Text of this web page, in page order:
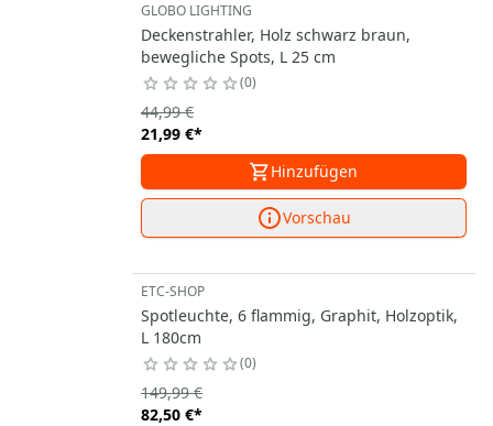
GLOBO LIGHTING
Deckenstrahler, Holz schwarz braun,
bewegliche Spots, L 25 cm
0
21,99 €*
44,99 €
Hinzufügen
Vorschau
ETC-SHOP
Spotleuchte, 6 flammig, Graphit, Holzoptik,
L 180cm
0
82,50 €*
149,99 €